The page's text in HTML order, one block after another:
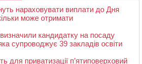
нараховувати виплати до Дня
може отримати
кандидатку на посаду
супроводжує 39 закладів освіти
для приватизації п’ятиповерховий